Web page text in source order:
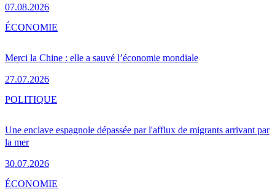
07.08.2026
Merci la Chine : elle a sauvé l’économie mondiale
27.07.2026
ÉCONOMIE
Une enclave espagnole dépassée par l'afflux de migrants arrivant par
la mer
30.07.2026
POLITIQUE
ÉCONOMIE